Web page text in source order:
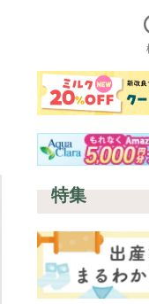
特集